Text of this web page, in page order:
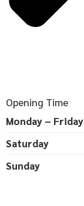
Opening Time
Monday – Friday
Saturday
Sunday